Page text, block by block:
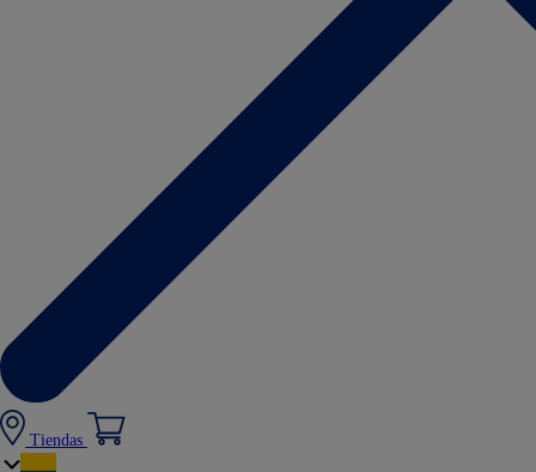
Tiendas